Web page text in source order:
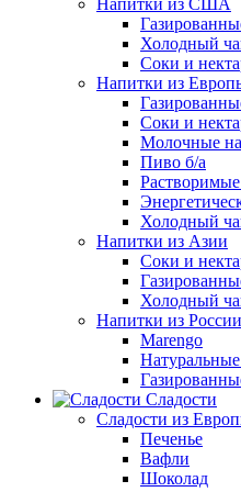
Напитки из США
Холодный
Соки и
Напитки из
Соки и
Молочные
Пиво б/а
Холодный
Напитки из Азии
Соки и
Холодный
Напитки из России
Marengo
Сладости
Сладости из
Печенье
Вафли
Шоколад